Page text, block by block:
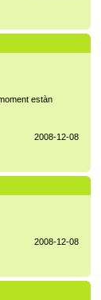
estàn
2008-12-08
2008-12-08